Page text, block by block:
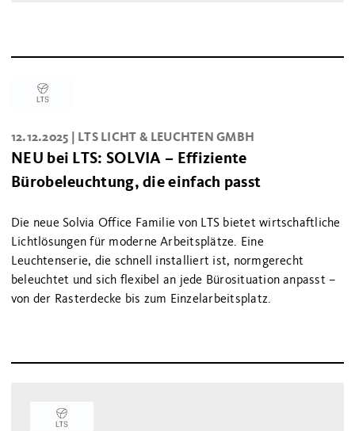
12.12.2025 | LTS LICHT & LEUCHTEN GMBH
NEU bei LTS: SOLVIA – Effiziente
Bürobeleuchtung, die einfach passt
Die neue Solvia Office Familie von LTS bietet wirtschaftliche
Lichtlösungen für moderne Arbeitsplätze. Eine
Leuchtenserie, die schnell installiert ist, normgerecht
beleuchtet und sich flexibel an jede Bürosituation anpasst –
von der Rasterdecke bis zum Einzelarbeitsplatz.